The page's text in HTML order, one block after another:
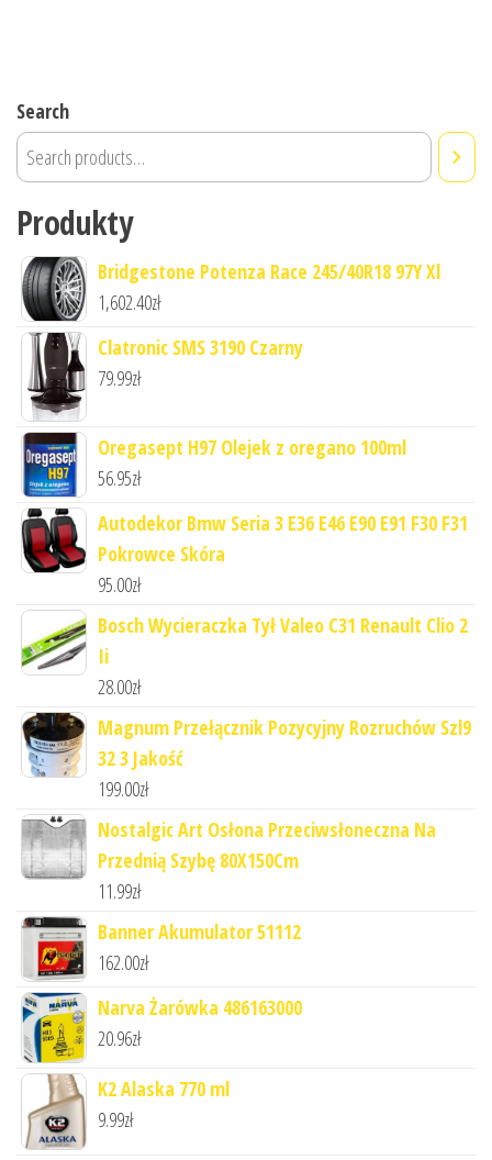
Search
Produkty
Bridgestone Potenza Race 245/40R18 97Y Xl
1,602.40zł
Clatronic SMS 3190 Czarny
79.99zł
Oregasept H97 Olejek z oregano 100ml
56.95zł
Autodekor Bmw Seria 3 E36 E46 E90 E91 F30 F31
Pokrowce Skóra
95.00zł
Bosch Wycieraczka Tył Valeo C31 Renault Clio 2
Ii
28.00zł
Magnum Przełącznik Pozycyjny Rozruchów Szl9
32 3 Jakość
199.00zł
Nostalgic Art Osłona Przeciwsłoneczna Na
Przednią Szybę 80X150Cm
11.99zł
Banner Akumulator 51112
162.00zł
Narva Żarówka 486163000
20.96zł
K2 Alaska 770 ml
9.99zł